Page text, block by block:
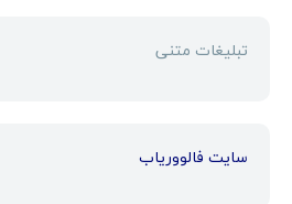
تبلیغات متنی
سایت فالووریاب